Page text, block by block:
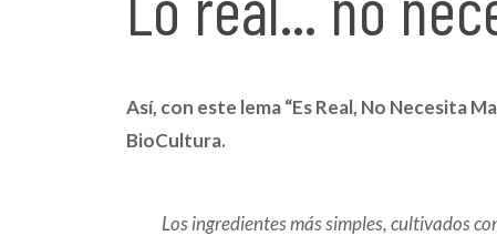
Así, con este lema “Es Real, No Necesita
BioCultura.
Los ingredientes más simples, cultivados